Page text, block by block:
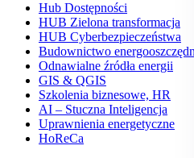
Hub Dostępności
HUB Zielona transformacja
HUB Cyberbezpieczeństwa
Budownictwo
Odnawialne źródła energii
GIS & QGIS
Szkolenia biznesowe, HR
AI – Stuczna Inteligencja
Uprawnienia energetyczne
HoReCa